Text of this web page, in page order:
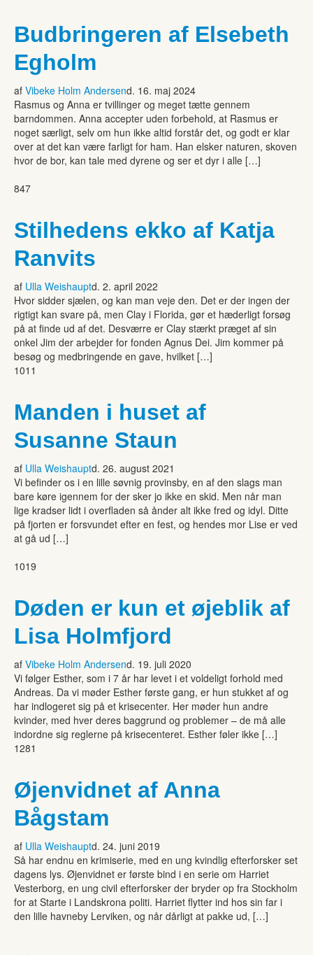
Budbringeren af Elsebeth
Egholm
af Vibeke Holm Andersend. 16. maj 2024
Rasmus og Anna er tvillinger og meget tætte gennem
barndommen. Anna accepter uden forbehold, at Rasmus er
noget særligt, selv om hun ikke altid forstår det, og godt er klar
over at det kan være farligt for ham. Han elsker naturen, skoven
hvor de bor, kan tale med dyrene og ser et dyr i alle […]
847
Stilhedens ekko af Katja
Ranvits
af Ulla Weishauptd. 2. april 2022
Hvor sidder sjælen, og kan man veje den. Det er der ingen der
rigtigt kan svare på, men Clay i Florida, gør et hæderligt forsøg
på at finde ud af det. Desværre er Clay stærkt præget af sin
onkel Jim der arbejder for fonden Agnus Dei. Jim kommer på
besøg og medbringende en gave, hvilket […]
1011
Manden i huset af
Susanne Staun
af Ulla Weishauptd. 26. august 2021
Vi befinder os i en lille søvnig provinsby, en af den slags man
bare køre igennem for der sker jo ikke en skid. Men når man
lige kradser lidt i overfladen så ånder alt ikke fred og idyl. Ditte
på fjorten er forsvundet efter en fest, og hendes mor Lise er ved
at gå ud […]
1019
Døden er kun et øjeblik af
Lisa Holmfjord
af Vibeke Holm Andersend. 19. juli 2020
Vi følger Esther, som i 7 år har levet i et voldeligt forhold med
Andreas. Da vi møder Esther første gang, er hun stukket af og
har indlogeret sig på et krisecenter. Her møder hun andre
kvinder, med hver deres baggrund og problemer – de må alle
indordne sig reglerne på krisecenteret. Esther føler ikke […]
1281
Øjenvidnet af Anna
Bågstam
af Ulla Weishauptd. 24. juni 2019
Så har endnu en krimiserie, med en ung kvindlig efterforsker set
dagens lys. Øjenvidnet er første bind i en serie om Harriet
Vesterborg, en ung civil efterforsker der bryder op fra Stockholm
for at Starte i Landskrona politi. Harriet flytter ind hos sin far i
den lille havneby Lerviken, og når dårligt at pakke ud, […]